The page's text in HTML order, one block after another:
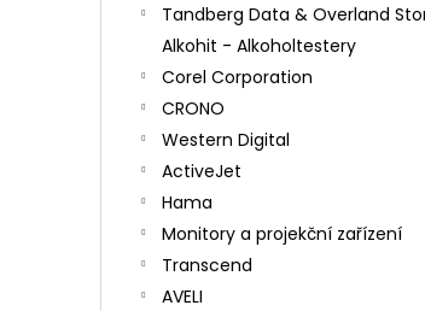
Tandberg Data & Overland
Alkohit - Alkoholtestery
Corel Corporation
CRONO
Western Digital
ActiveJet
Hama
Monitory a projekční zařízení
Transcend
AVELI